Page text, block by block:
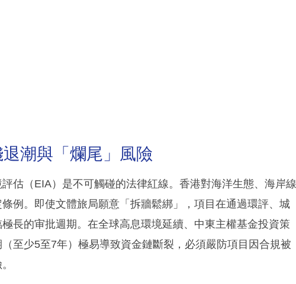
潮與「爛尾」風險
估（EIA）是不可觸碰的法律紅線。香港對海洋生態、海岸線
例。即使文體旅局願意「拆牆鬆綁」，項目在通過環評、城
長的审批週期。在全球高息環境延續、中東主權基金投資策
至少5至7年）極易導致資金鏈斷裂，必須嚴防項目因合規被